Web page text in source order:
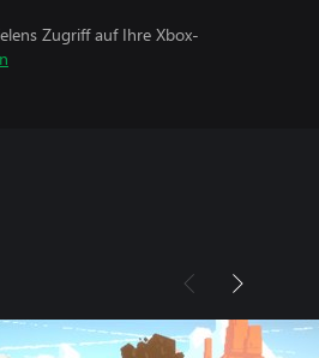
Zugriff auf Ihre Xbox-